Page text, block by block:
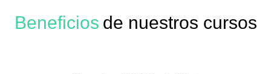
Beneficios de nuestros cursos